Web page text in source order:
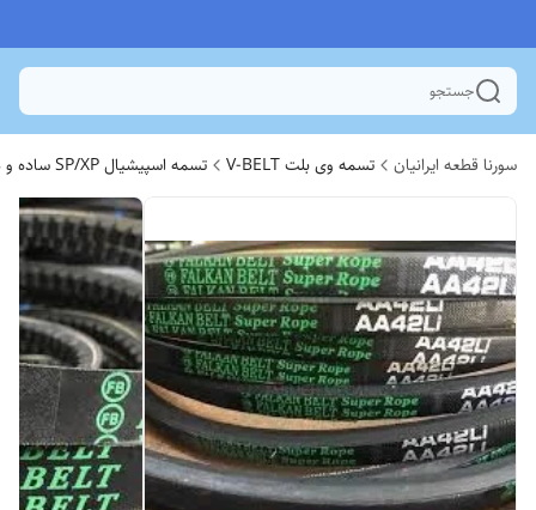
جستجو
سورنا قطعه ایرانیان تسمه وی بلت V-BELT تسمه اسپیشیال SP/XP ساده و دنده ای